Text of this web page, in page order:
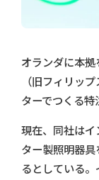
オランダに本
（旧フィリッ
ターでつくる特
現在、同社は
ター製照明器
るとしている